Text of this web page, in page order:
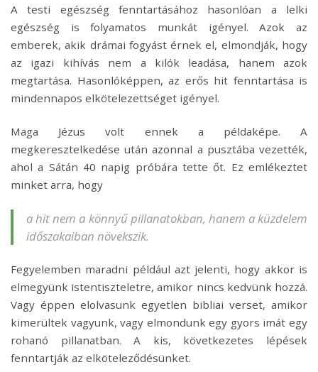
A testi egészség fenntartásához hasonlóan a lelki
egészség is folyamatos munkát igényel. Azok az
emberek, akik drámai fogyást érnek el, elmondják, hogy
az igazi kihívás nem a kilók leadása, hanem azok
megtartása. Hasonlóképpen, az erős hit fenntartása is
mindennapos elkötelezettséget igényel.
Maga Jézus volt ennek a példaképe. A
megkeresztelkedése után azonnal a pusztába vezették,
ahol a Sátán 40 napig próbára tette őt. Ez emlékeztet
minket arra, hogy
a hit nem a könnyű pillanatokban, hanem a küzdelem
időszakaiban növekszik.
Fegyelemben maradni például azt jelenti, hogy akkor is
elmegyünk istentiszteletre, amikor nincs kedvünk hozzá.
Vagy éppen elolvasunk egyetlen bibliai verset, amikor
kimerültek vagyunk, vagy elmondunk egy gyors imát egy
rohanó pillanatban. A kis, következetes lépések
fenntartják az elköteleződésünket.